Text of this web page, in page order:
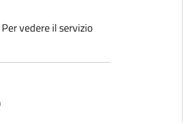
vedere il servizio